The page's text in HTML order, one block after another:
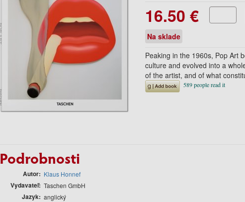
16.50 €
Na sklade
Peaking in the 1960s, Pop Art
culture and evolved into a
of the artist, and of what
Podrobnosti
Autor Klaus Honnef
Vydavateľ Taschen GmbH
Jazyk anglický